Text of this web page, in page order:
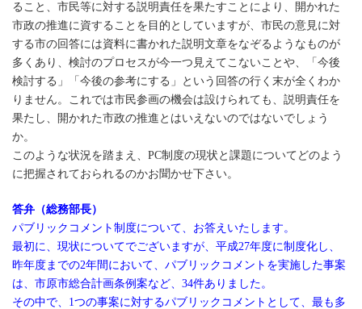
ること、市民等に対する説明責任を果たすことにより、開かれた
市政の推進に資することを目的としていますが、市民の意見に対
する市の回答には資料に書かれた説明文章をなぞるようなものが
多くあり、検討のプロセスが今一つ見えてこないことや、「今後
検討する」「今後の参考にする」という回答の行く末が全くわか
りません。これでは市民参画の機会は設けられても、説明責任を
果たし、開かれた市政の推進とはいえないのではないでしょう
か。
このような状況を踏まえ、PC制度の現状と課題についてどのよう
に把握されておられるのかお聞かせ下さい。
答弁（総務部長）
パブリックコメント制度について、お答えいたします。
最初に、現状についてでございますが、平成27年度に制度化し、
昨年度までの2年間において、パブリックコメントを実施した事案
は、市原市総合計画条例案など、34件ありました。
その中で、1つの事案に対するパブリックコメントとして、最も多